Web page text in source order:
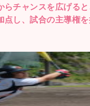
チャンスを広げる
し、試合の主導権を